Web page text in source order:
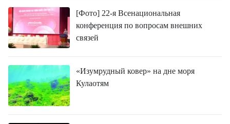
[Фото] 22-я Всенациональная
конференция по вопросам внешних
связей
«Изумрудный ковер» на дне моря
Кулаотям